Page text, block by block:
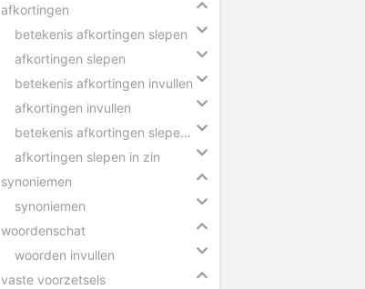
afkortingen
betekenis afkortingen slepen
afkortingen slepen
betekenis afkortingen invullen
afkortingen invullen
betekenis afkortingen slepen in zin
afkortingen slepen in zin
synoniemen
synoniemen
woordenschat
woorden invullen
vaste voorzetsels